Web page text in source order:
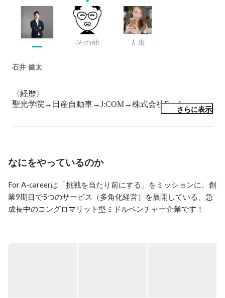
その他 人事
石井 健太
〈経歴〉
聖光学院→日産自動車→J:COM→株式会社For A-carrer
→パワートレイン生産技術本部
→ゴリゴリの営業。NEGOにて全国1位
SDUでブロック1位。在籍約2年全達成
FAC
→メンバーとしてQ1000万の売上。最速でリーダーに。
さらに表示
なにをやっているのか
For A-careerは「挑戦を当たり前にする」をミッションに、創
業9期目で5つのサービス（多角化経営）を展開している、急
成長中のコングロマリット型ミドルベンチャー企業です！